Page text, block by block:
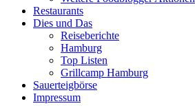
Restaurants
Dies und Das
Reiseberichte
Hamburg
Top Listen
Grillcamp Hamburg
Sauerteigbörse
Impressum